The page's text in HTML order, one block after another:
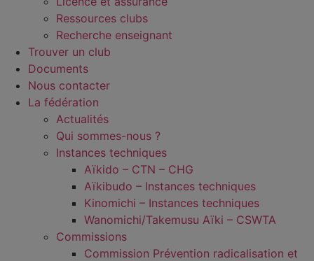
Ressources clubs
Recherche enseignant
Trouver un club
Documents
Nous contacter
La fédération
Actualités
Qui sommes-nous ?
Instances techniques
Aïkido – CTN – CHG
Aïkibudo – Instances techniques
Kinomichi – Instances techniques
Wanomichi/Takemusu Aïki – CSWTA
Commissions
Commission Prévention radicalisation et